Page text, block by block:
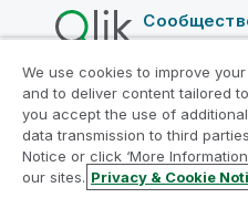
Юридические соглашения
Условия использования
Legal Policies
Условия использования
We use cookies to improve
and to deliver content tailored
you accept the use of
data transmission to third
Notice or click ‘More
our sites. Privacy & Cookie